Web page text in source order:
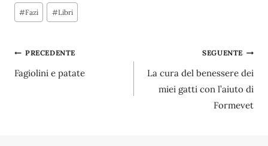
Tag
articolo:
#Fazi #Libri
Navigazione
articoli
PRECEDENTE
Fagiolini e patate
SEGUENTE
La cura del benessere dei
miei gatti con l’aiuto di
Formevet